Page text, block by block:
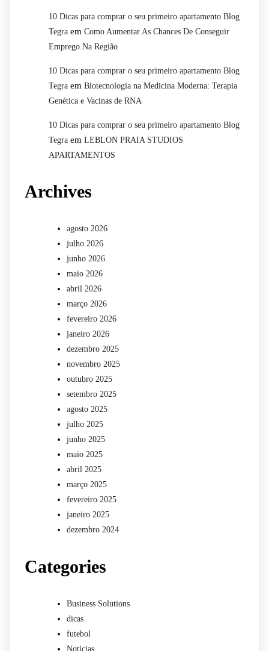
10 Dicas para comprar o seu primeiro apartamento Blog
Tegra em Como Aumentar As Chances De Conseguir
Emprego Na Região
10 Dicas para comprar o seu primeiro apartamento Blog
Tegra em Biotecnologia na Medicina Moderna: Terapia
Genética e Vacinas de RNA
10 Dicas para comprar o seu primeiro apartamento Blog
Tegra em LEBLON PRAIA STUDIOS
APARTAMENTOS
Archives
agosto 2026
julho 2026
junho 2026
maio 2026
abril 2026
março 2026
fevereiro 2026
janeiro 2026
dezembro 2025
novembro 2025
outubro 2025
setembro 2025
agosto 2025
julho 2025
junho 2025
maio 2025
abril 2025
março 2025
fevereiro 2025
janeiro 2025
dezembro 2024
Categories
Business Solutions
dicas
futebol
Noticias